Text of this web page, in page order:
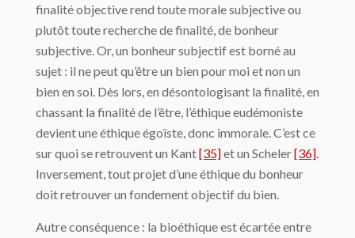
finalité objective rend toute morale subjective ou
plutôt toute recherche de finalité, de bonheur
subjective. Or, un bonheur subjectif est borné au
sujet : il ne peut qu’être un bien pour moi et non un
bien en soi. Dès lors, en désontologisant la finalité, en
chassant la finalité de l’être, l’éthique eudémoniste
devient une éthique égoïste, donc immorale. C’est ce
sur quoi se retrouvent un Kant[35]et un Scheler[36]
Inversement, tout projet d’une éthique du bonheur
doit retrouver un fondement objectif du bien.
Autre conséquence : la bioéthique est écartée entre